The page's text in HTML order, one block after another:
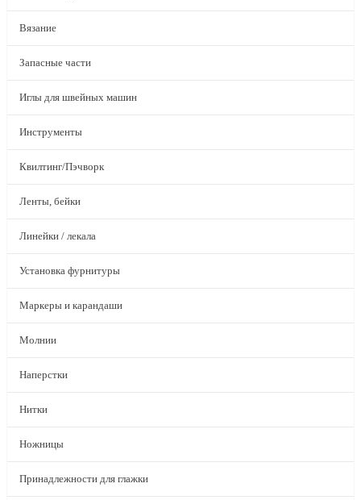
Вязание
Запасные части
Иглы для швейных машин
Инструменты
Квилтинг/Пэчворк
Ленты, бейки
Линейки / лекала
Установка фурнитуры
Маркеры и карандаши
Молнии
Наперстки
Нитки
Ножницы
Принадлежности для глажки